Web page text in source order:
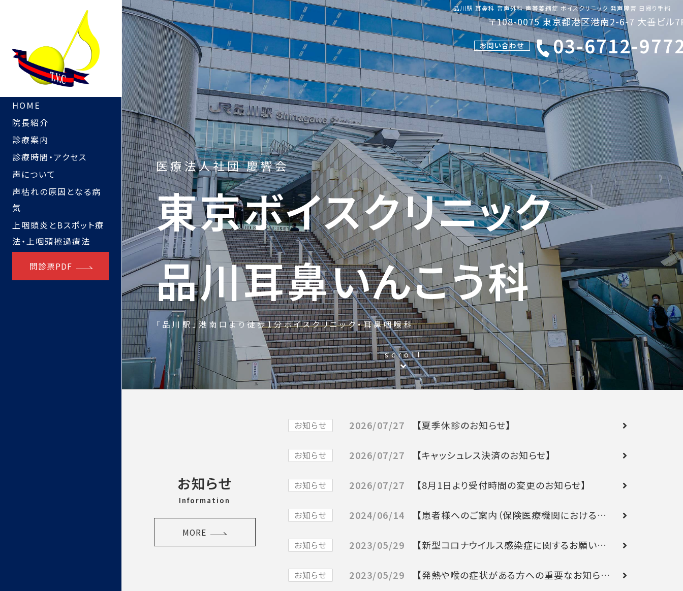
品川駅 耳鼻科 音声外科 声帯萎縮症 ボイスクリニック 発声障害 日帰り手術
HOME
院長紹介
診療案内
診療時間・アクセス
声について
声枯れの原因となる病
気
上咽頭炎とBスポット療
法・上咽頭擦過療法
問診票PDF
〒108-0075 東京都港区港南2-6-7 大善ビル
お問い合わせ 03-6712-
医療法人社団 慶響会
東京ボイスクリニック
品川耳鼻いんこう科
「品川駅」港南口より徒歩1分ボイスクリニック・耳鼻咽喉科
scroll
お知らせ
Information
MORE
お知らせ 2026/07/27 【夏季休診のお知らせ】
お知らせ 2026/07/27 【キャッシュレス決済のお知らせ】
お知らせ 2026/07/27 【8月1日より受付時間の変更のお知らせ】
お知らせ 2024/06/14 【患者様へのご案内（保険医療機関における…
お知らせ 2023/05/29 【新型コロナウイルス感染症に関するお願い…
お知らせ 2023/05/29 【発熱や喉の症状がある方への重要なお知ら…